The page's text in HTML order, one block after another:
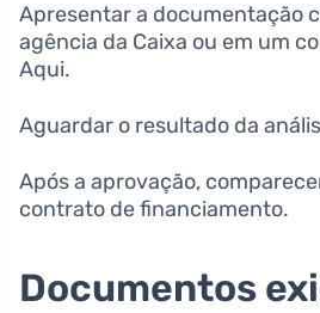
Apresentar a documentação
agência da Caixa ou em um
Aqui.
Aguardar o resultado da
Após a aprovação,
contrato de financiamento.
Documentos